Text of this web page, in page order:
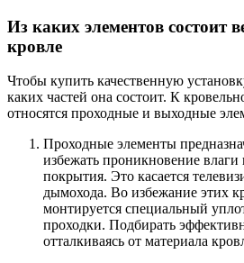
Из каких элементов состоит
кровле
Чтобы купить качественную
каких частей она состоит. К
относятся проходные и выходные
Проходные элементы
избежать проникновение
покрытия. Это касается
дымохода. Во избежание этих
монтируется специальный
проходки. Подбирать
отталкиваясь от материала